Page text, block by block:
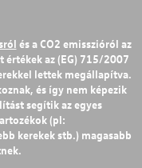
és a CO2 emisszióról az
az (EG) 715/2007
lettek megállapítva.
és így nem képezik
segítik az egyes
(pl:
kerekek stb.) magasabb